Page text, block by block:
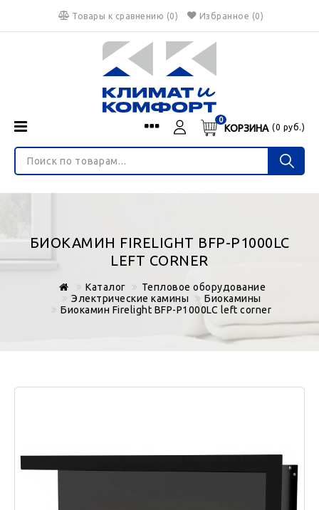
Товары к сравнению (0) Избранное (0)
Menu
Войти
€ $ руб.
КОРЗИНА
0
(0 руб.)
О нас
НЕ ЯВЛЯЕТСЯ ПУБЛИЧНОЙ ОФЕРТОЙ
Доставка и оплата
Блог
Контакты
БИОКАМИН FIRELIGHT BFP-P1000LC
LEFT CORNER
Каталог
Тепловое оборудование
Электрические камины
Биокамины
Биокамин Firelight BFP-P1000LC left corner